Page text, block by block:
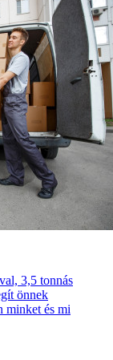
3,5 tonnás
önnek
minket és mi